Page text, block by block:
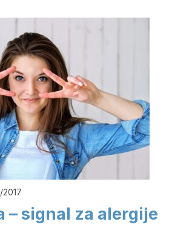
2017
– signal za alergije